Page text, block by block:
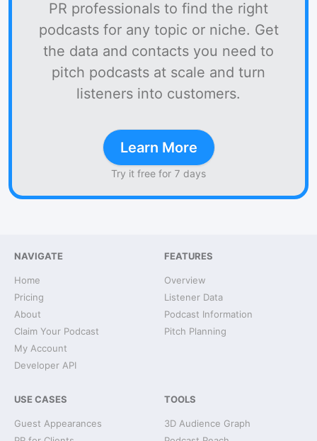
PR professionals to find the right
podcasts for any topic or niche. Get
the data and contacts you need to
pitch podcasts at scale and turn
listeners into customers.
Learn More
Try it free for 7 days
NAVIGATE
Home
Pricing
About
Claim Your Podcast
My Account
Developer API
FEATURES
Overview
Listener Data
Podcast Information
Pitch Planning
USE CASES
Guest Appearances
TOOLS
3D Audience Graph